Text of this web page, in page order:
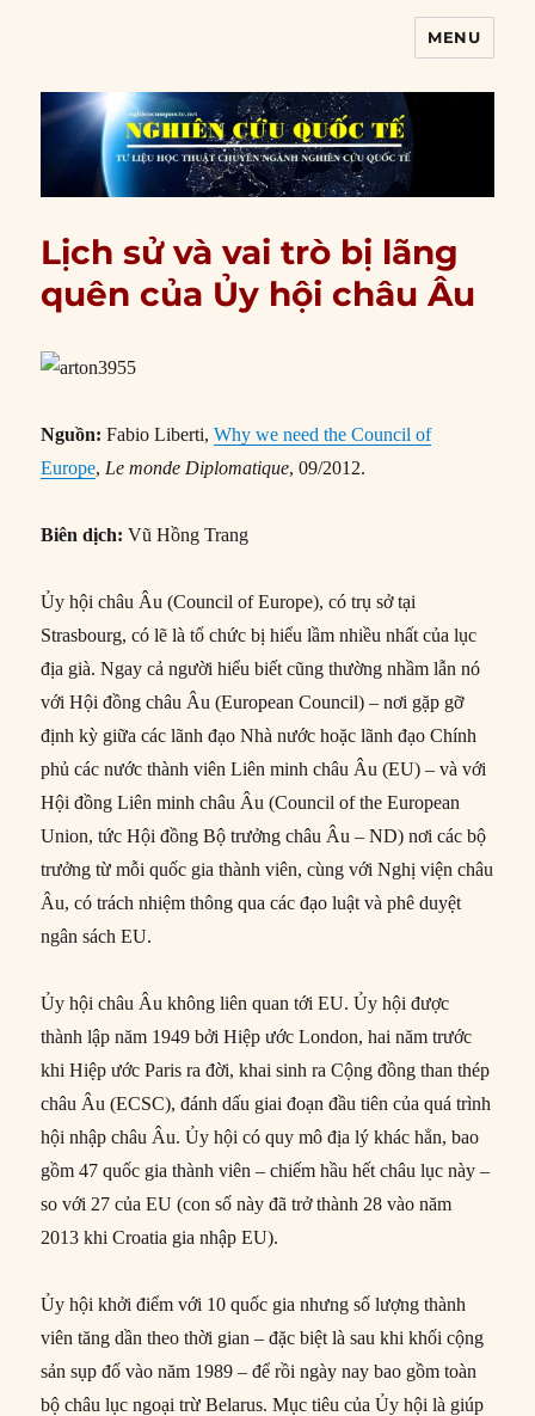
MENU
Lịch sử và vai trò bị lãng
quên của Ủy hội châu Âu
Nguồn: Fabio Liberti,Why we need the Council of
Europe, Le monde Diplomatique, 09/2012.
Biên dịch: Vũ Hồng Trang
Ủy hội châu Âu (Council of Europe), có trụ sở tại
Strasbourg, có lẽ là tổ chức bị hiểu lầm nhiều nhất của lục
địa già. Ngay cả người hiểu biết cũng thường nhầm lẫn nó
với Hội đồng châu Âu (European Council) – nơi gặp gỡ
định kỳ giữa các lãnh đạo Nhà nước hoặc lãnh đạo Chính
phủ các nước thành viên Liên minh châu Âu (EU) – và với
Hội đồng Liên minh châu Âu (Council of the European
Union, tức Hội đồng Bộ trưởng châu Âu – ND) nơi các bộ
trưởng từ mỗi quốc gia thành viên, cùng với Nghị viện châu
Âu, có trách nhiệm thông qua các đạo luật và phê duyệt
ngân sách EU.
Ủy hội châu Âu không liên quan tới EU. Ủy hội được
thành lập năm 1949 bởi Hiệp ước London, hai năm trước
khi Hiệp ước Paris ra đời, khai sinh ra Cộng đồng than thép
châu Âu (ECSC), đánh dấu giai đoạn đầu tiên của quá trình
hội nhập châu Âu. Ủy hội có quy mô địa lý khác hẳn, bao
gồm 47 quốc gia thành viên – chiếm hầu hết châu lục này –
so với 27 của EU (con số này đã trở thành 28 vào năm
2013 khi Croatia gia nhập EU).
Ủy hội khởi điểm với 10 quốc gia nhưng số lượng thành
viên tăng dần theo thời gian – đặc biệt là sau khi khối cộng
sản sụp đổ vào năm 1989 – để rồi ngày nay bao gồm toàn
bộ châu lục ngoại trừ Belarus. Mục tiêu của Ủy hội là giúp